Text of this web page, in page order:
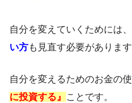
自分を変えていくためには
い方も見直す必要があります
自分を変えるためのお金の
に投資する』
ことです。